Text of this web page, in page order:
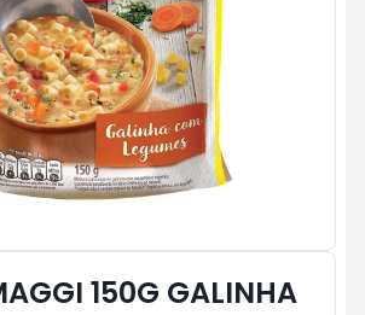
150G GALINHA